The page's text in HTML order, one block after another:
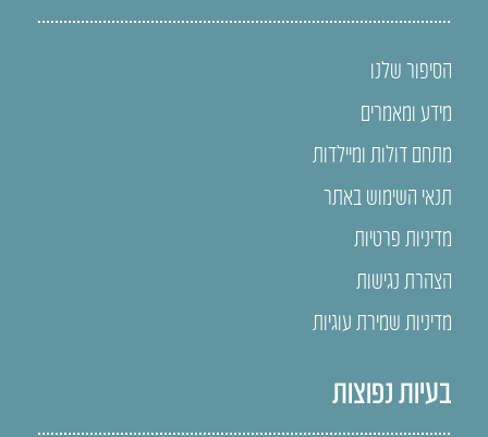
הסיפור שלנו
מידע ומאמרים
מתחם דולות ומיילדות
תנאי השימוש באתר
מדיניות פרטיות
הצהרת נגישות
מדיניות שמירת עוגיות
בעיות נפוצות